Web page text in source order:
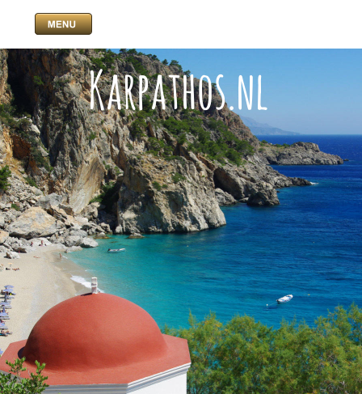
Karpathos.nl